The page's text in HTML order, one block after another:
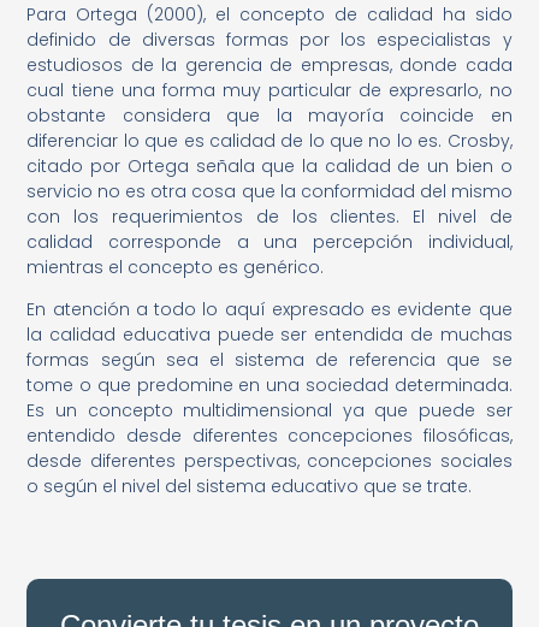
Para Ortega (2000), el concepto de calidad ha sido
definido de diversas formas por los especialistas y
estudiosos de la gerencia de empresas, donde cada
cual tiene una forma muy particular de expresarlo, no
obstante considera que la mayoría coincide en
diferenciar lo que es calidad de lo que no lo es. Crosby,
citado por Ortega señala que la calidad de un bien o
servicio no es otra cosa que la conformidad del mismo
con los requerimientos de los clientes. El nivel de
calidad corresponde a una percepción individual,
mientras el concepto es genérico.
En atención a todo lo aquí expresado es evidente que
la calidad educativa puede ser entendida de muchas
formas según sea el sistema de referencia que se
tome o que predomine en una sociedad determinada.
Es un concepto multidimensional ya que puede ser
entendido desde diferentes concepciones filosóficas,
desde diferentes perspectivas, concepciones sociales
o según el nivel del sistema educativo que se trate.